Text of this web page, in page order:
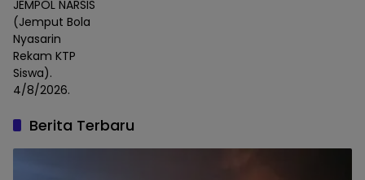
JEMPOL NARSIS
(Jemput Bola
Nyasarin
Rekam KTP
Siswa).
4/8/2026.
Berita Terbaru